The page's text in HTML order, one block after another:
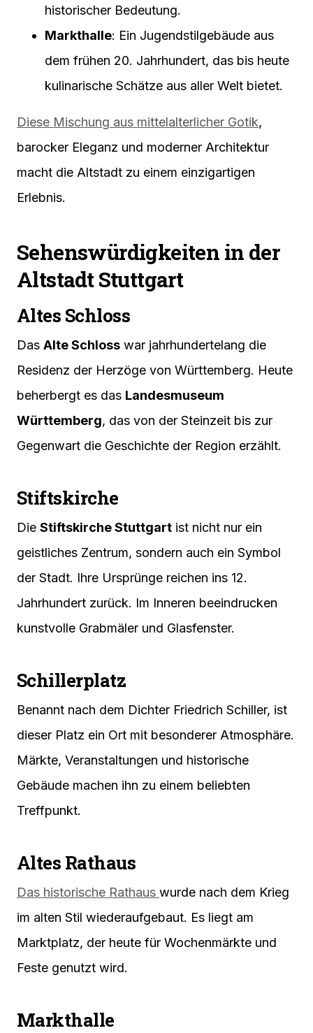
historischer Bedeutung.
Markthalle: Ein Jugendstilgebäude aus
dem frühen 20. Jahrhundert, das bis heute
kulinarische Schätze aus aller Welt bietet.
Diese Mischung aus mittelalterlicher Gotik,
barocker Eleganz und moderner Architektur
macht die Altstadt zu einem einzigartigen
Erlebnis.
Sehenswürdigkeiten in der
Altstadt Stuttgart
Altes Schloss
Das Alte Schloss war jahrhundertelang die
Residenz der Herzöge von Württemberg. Heute
beherbergt es das Landesmuseum
Württemberg, das von der Steinzeit bis zur
Gegenwart die Geschichte der Region erzählt.
Stiftskirche
Die Stiftskirche Stuttgart ist nicht nur ein
geistliches Zentrum, sondern auch ein Symbol
der Stadt. Ihre Ursprünge reichen ins 12.
Jahrhundert zurück. Im Inneren beeindrucken
kunstvolle Grabmäler und Glasfenster.
Schillerplatz
Benannt nach dem Dichter Friedrich Schiller, ist
dieser Platz ein Ort mit besonderer Atmosphäre.
Märkte, Veranstaltungen und historische
Gebäude machen ihn zu einem beliebten
Treffpunkt.
Altes Rathaus
Das historische Rathaus wurde nach dem Krieg
im alten Stil wiederaufgebaut. Es liegt am
Marktplatz, der heute für Wochenmärkte und
Feste genutzt wird.
Markthalle